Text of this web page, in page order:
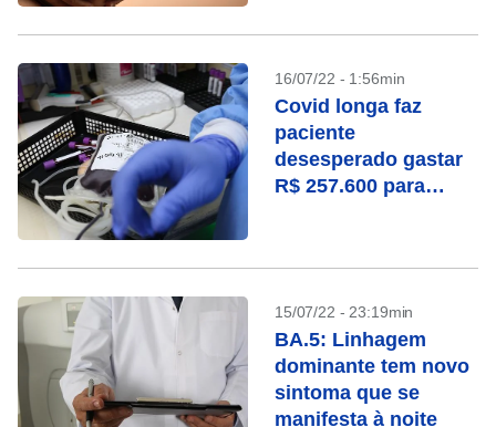
16/07/22 - 1:56min
Covid longa faz
paciente
desesperado gastar
R$ 257.600 para
15/07/22 - 23:19min
BA.5: Linhagem
dominante tem novo
sintoma que se
manifesta à noite